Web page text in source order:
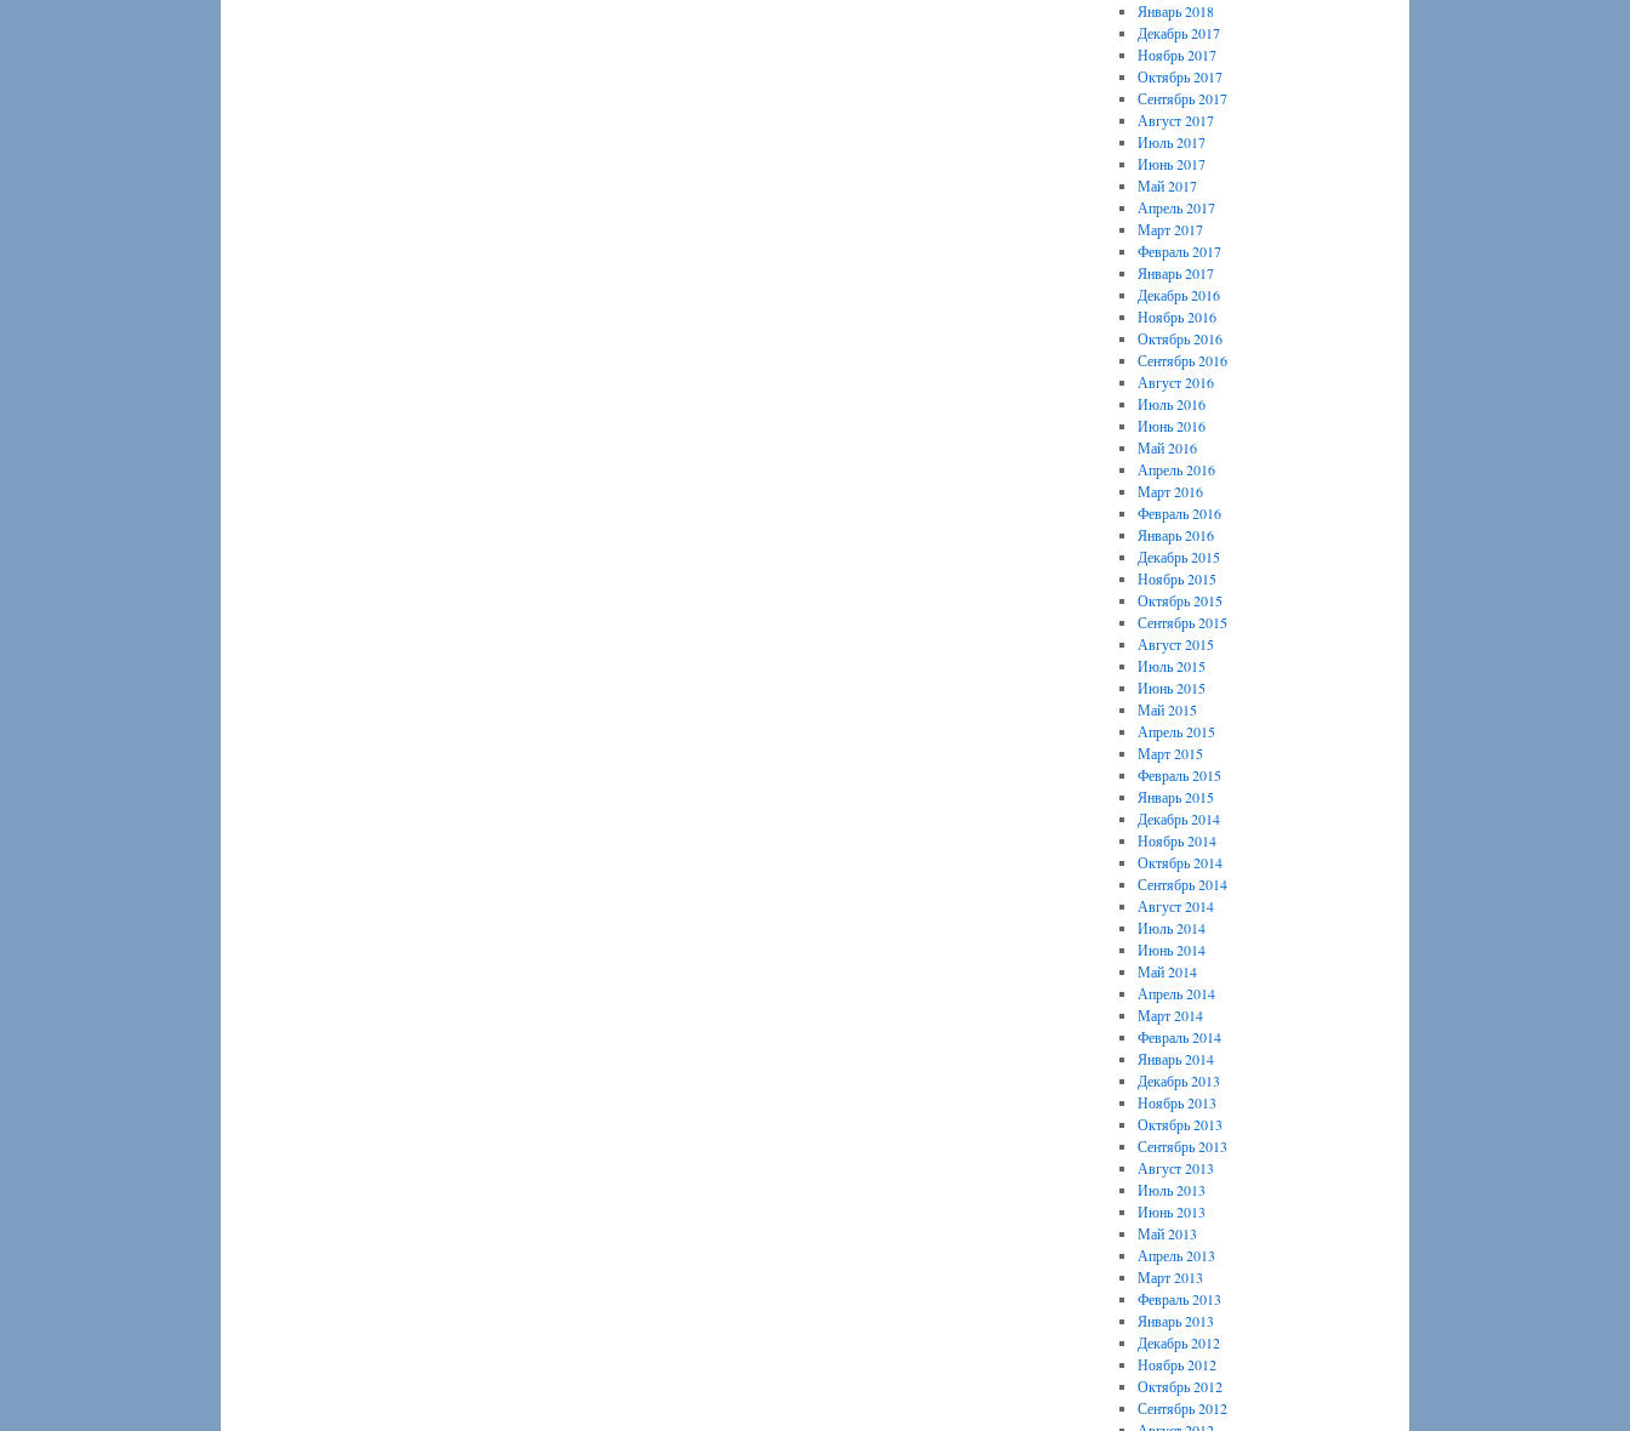
Январь 2018
Декабрь 2017
Ноябрь 2017
Октябрь 2017
Сентябрь 2017
Август 2017
Июль 2017
Июнь 2017
Май 2017
Апрель 2017
Март 2017
Февраль 2017
Январь 2017
Декабрь 2016
Ноябрь 2016
Октябрь 2016
Сентябрь 2016
Август 2016
Июль 2016
Июнь 2016
Май 2016
Апрель 2016
Март 2016
Февраль 2016
Январь 2016
Декабрь 2015
Ноябрь 2015
Октябрь 2015
Сентябрь 2015
Август 2015
Июль 2015
Июнь 2015
Май 2015
Апрель 2015
Март 2015
Февраль 2015
Январь 2015
Декабрь 2014
Ноябрь 2014
Октябрь 2014
Сентябрь 2014
Август 2014
Июль 2014
Июнь 2014
Май 2014
Апрель 2014
Март 2014
Февраль 2014
Январь 2014
Декабрь 2013
Ноябрь 2013
Октябрь 2013
Сентябрь 2013
Август 2013
Июль 2013
Июнь 2013
Май 2013
Апрель 2013
Март 2013
Февраль 2013
Январь 2013
Декабрь 2012
Ноябрь 2012
Октябрь 2012
Сентябрь 2012